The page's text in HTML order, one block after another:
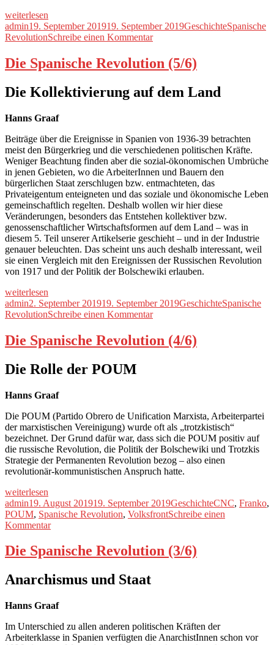
„Die
Spanische
Revolution
weiterlesen
Autor
adminVeröffentlicht
am
19. September 201919. September 2019Kategorien
GeschichteSpanische
RevolutionSchreibe einen Kommentarzu
Spanische
Revolution
Die Spanische Revolution (5/6)
Die Kollektivierung auf dem Land
Hanns Graaf
Beiträge über die Ereignisse in Spanien von 1936-39 betrachten
meist den Bürgerkrieg und die verschiedenen politischen Kräfte.
Weniger Beachtung finden aber die sozial-ökonomischen Umbrüche
in jenen Gebieten, wo die ArbeiterInnen und Bauern den
bürgerlichen Staat zerschlugen bzw. entmachteten, das
Privateigentum enteigneten und das soziale und ökonomische Leben
gemeinschaftlich regelten. Deshalb wollen wir hier diese
Veränderungen, besonders das Entstehen kollektiver bzw.
genossenschaftlicher Wirtschaftsformen auf dem Land – was in
diesem 5. Teil unserer Artikelserie geschieht – und in der Industrie
genauer beleuchten. Das scheint uns auch deshalb interessant, weil
sie einen Vergleich mit den Ereignissen der Russischen Revolution
von 1917 und der Politik der Bolschewiki erlauben.
„Die
Spanische
Revolution
weiterlesen
Autor
adminVeröffentlicht
am
2. September 201919. September 2019Kategorien
GeschichteSchlagwörter
Spanische
RevolutionSchreibe einen Kommentarzu
Spanische
Revolution
Die Spanische Revolution (4/6)
Die Rolle der POUM
Hanns Graaf
Die POUM (Partido Obrero de Unification Marxista, Arbeiterpartei
der marxistischen Vereinigung) wurde oft als „trotzkistisch“
bezeichnet. Der Grund dafür war, dass sich die POUM positiv auf
die russische Revolution, die Politik der Bolschewiki und Trotzkis
Strategie der Permanenten Revolution bezog – also einen
revolutionär-kommunistischen Anspruch hatte.
„Die
Spanische
Revolution
(4/6)“
weiterlesen
Autor
adminVeröffentlicht
am
19. August 201919. September 2019Kategorien
GeschichteSchlagwörter
CNC, Franko,
POUM, Spanische Revolution, VolksfrontSchreibe einen
Kommentarzu
Spanische
Revolution
Die Spanische Revolution (3/6)
Anarchismus und Staat
Hanns Graaf
Im Unterschied zu allen anderen politischen Kräften der
Arbeiterklasse in Spanien verfügten die AnarchistInnen schon vor